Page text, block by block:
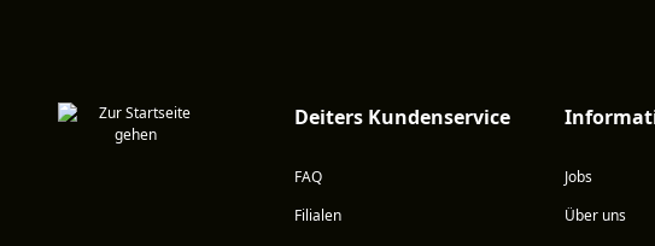
Deiters Kundenservice
FAQ
Filialen
Jobs
Über uns